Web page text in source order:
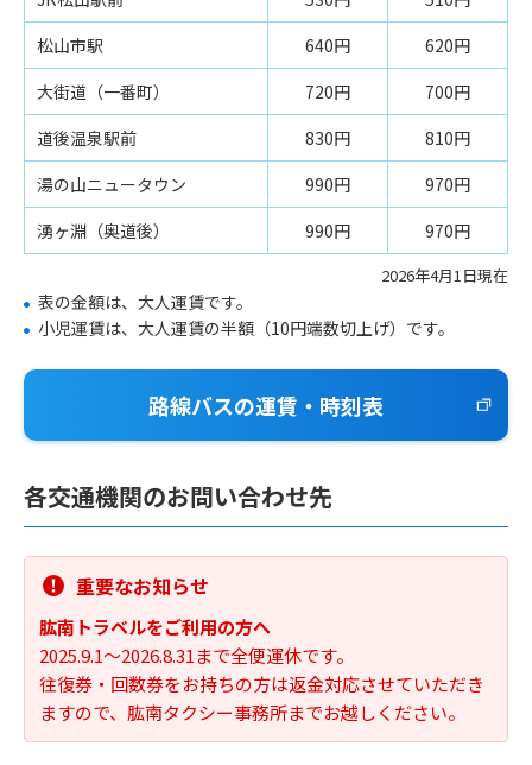
松山市駅
640円
620円
大街道（一番町）
720円
700円
道後温泉駅前
830円
810円
湯の山ニュータウン
990円
970円
湧ヶ淵（奥道後）
990円 970円
2026年4月1日現在
表の金額は、大人運賃です。
小児運賃は、大人運賃の半額（10円端数切上げ）です。
路線バスの運賃・時刻表
各交通機関のお問い合わせ先
重要なお知らせ
肱南トラベルをご利用の方へ
2025.9.1～2026.8.31まで全便運休です。
往復券・回数券をお持ちの方は返金対応させていただき
ますので、肱南タクシー事務所までお越しください。